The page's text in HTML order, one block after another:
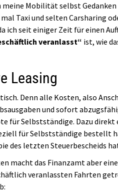
Mobilität selbst Gedanken
Taxi und selten Carsharing
ich seit einiger Zeit für einen
veranlasst“ ist, wie
Leasing
Denn alle Kosten, also
und sofort
für Selbstständige. Dazu direkt
für Selbstständige bestellt
des letzten Steuerbescheids
macht das Finanzamt aber
veranlassten Fahrten